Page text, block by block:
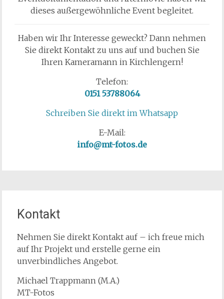
dieses außergewöhnliche Event begleitet.
Haben wir Ihr Interesse geweckt? Dann nehmen
Sie direkt Kontakt zu uns auf und buchen Sie
Ihren Kameramann in Kirchlengern!
Telefon:
0151 53788064
Schreiben Sie direkt im Whatsapp
E-Mail:
info@mt-fotos.de
Kontakt
Nehmen Sie direkt Kontakt auf – ich freue mich
auf Ihr Projekt und erstelle gerne ein
unverbindliches Angebot.
Michael Trappmann (M.A.)
MT-Fotos